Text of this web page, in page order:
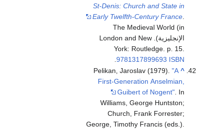
St-Denis: Church and State in
Early Twelfth-Century France
The Medieval World (in
الإنجليزية). London and New
York: Routledge. p. 15.
ISBN
9781317899693
.
^
Pelikan, Jaroslav (1979)."A
First-Generation Anselmian,
Guibert of Nogent". In
Williams, George Huntston;
Church, Frank Forrester;
George, Timothy Francis (eds.).